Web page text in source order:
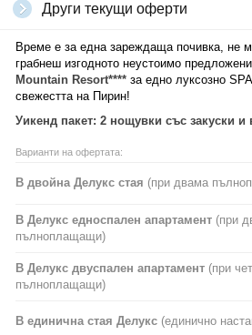
Други текущи оферти
Време е за една зареждаща почивка, не
грабнеш изгодното неустоимо
Mountain Resort**** за едно луксозно
свежестта на Пирин!
Уикенд пакет: 2 нощувки със закуски и
Варианти на офертата:
В двойна Делукс стая (при двама
В Делукс едноспален апартамент (при
пълноплащащи)
В Делукс двуспален апартамент (при
пълноплащащи)
В единична стая Делукс (единично